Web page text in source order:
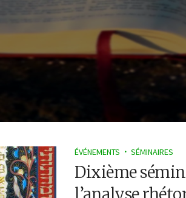
ÉVÉNEMENTS SÉMINAIRES
Dixième